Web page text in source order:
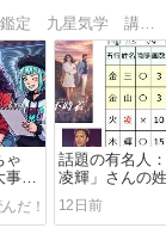
広島県 広島市 府中市 オンライン 姓名鑑定 九星気学 講座および人生相談・カウンセリング 姓名（生命）と気学で幸せ笑顔の土台づくり ヒント満載ブログです。
ゃ
件
は
話題の有名人
凌輝」さんの
12日前